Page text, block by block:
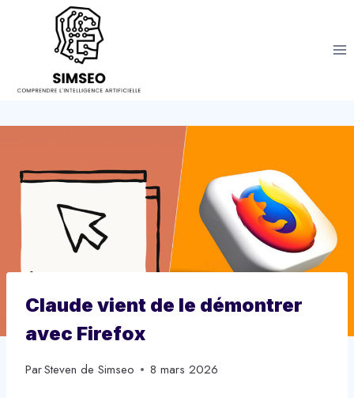
Claude vient de le démontrer
avec Firefox
ParSteven de Simseo 8 mars 2026